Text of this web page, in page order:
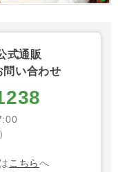
式通販
問い合わせ
こちらへ